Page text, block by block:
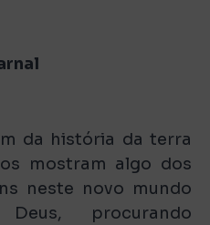
da história da terra
mostram algo dos
neste novo mundo
procurando